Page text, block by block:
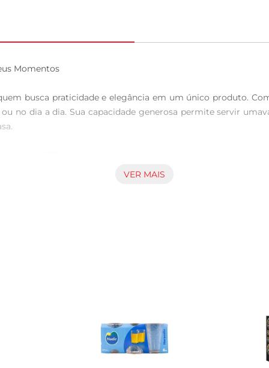
Momentos
busca praticidade e elegância em um único produto.
no dia a dia. Sua capacidade generosa permite servir
atraente. Além disso, suaresistência a riscos e impactos
VER MAIS